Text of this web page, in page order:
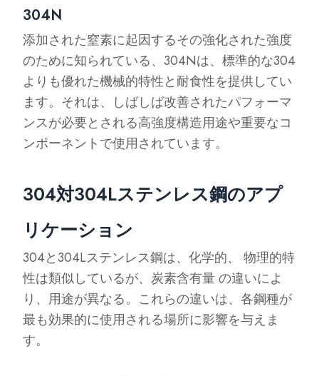
304N
添加された窒素に起因するその強化された強度
のために知られている、304Nは、標準的な304
よりも優れた機械的特性と耐食性を提供してい
ます。それは、しばしば改善されたパフォーマ
ンスが必要とされる高強度構造用途や重要なコ
ンポーネントで使用されています。
304対304Lステンレス鋼のアプ
リケーション
304と304Lステンレス鋼は、化学的、 物理的特
性は類似しているが、炭素含有量 の違いによ
り、用途が異なる。これらの違いは、各鋼種が
最も効果的に使用される場所に影響を与えま
す。